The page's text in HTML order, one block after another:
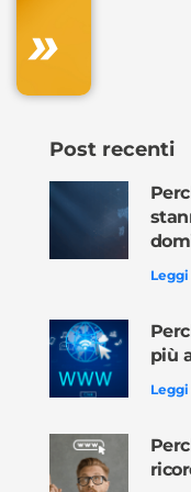
»
Post recenti
più